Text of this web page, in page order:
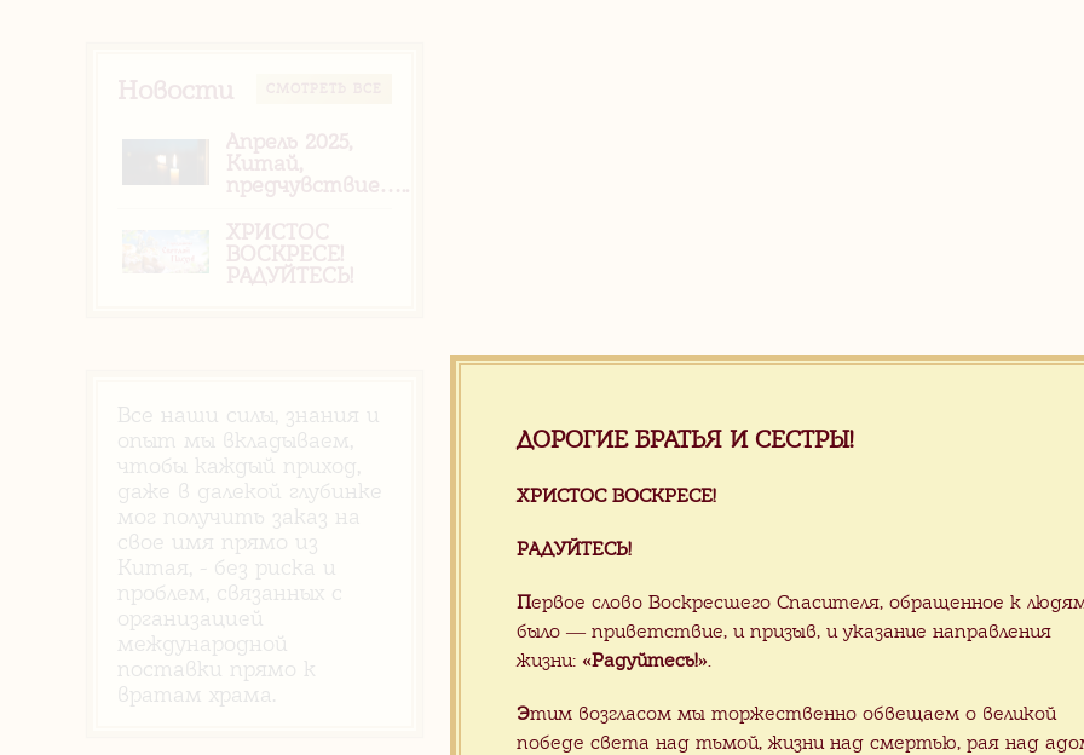
Новости
Апрель 2025,
Китай,
предчувствие…..
ХРИСТОС
ВОСКРЕСЕ!
РАДУЙТЕСЬ!
Все наши силы, знания и
опыт мы вкладываем,
чтобы каждый приход,
даже в далекой глубинке
мог получить заказ на
свое имя прямо из
Китая, - без риска и
проблем, связанных с
организацией
международной
поставки прямо к
вратам храма.
ДОРОГИЕ БРАТЬЯ И СЕСТРЫ!
ХРИСТОС ВОСКРЕСЕ!
РАДУЙТЕСЬ!
Первое слово Воскресшего Спасителя, обращенное к
было — приветствие, и призыв, и указание направления
жизни: «Радуйтесь!»
Этим возгласом мы торжественно обвещаем о великой
победе света над тьмой, жизни над смертью, рая над